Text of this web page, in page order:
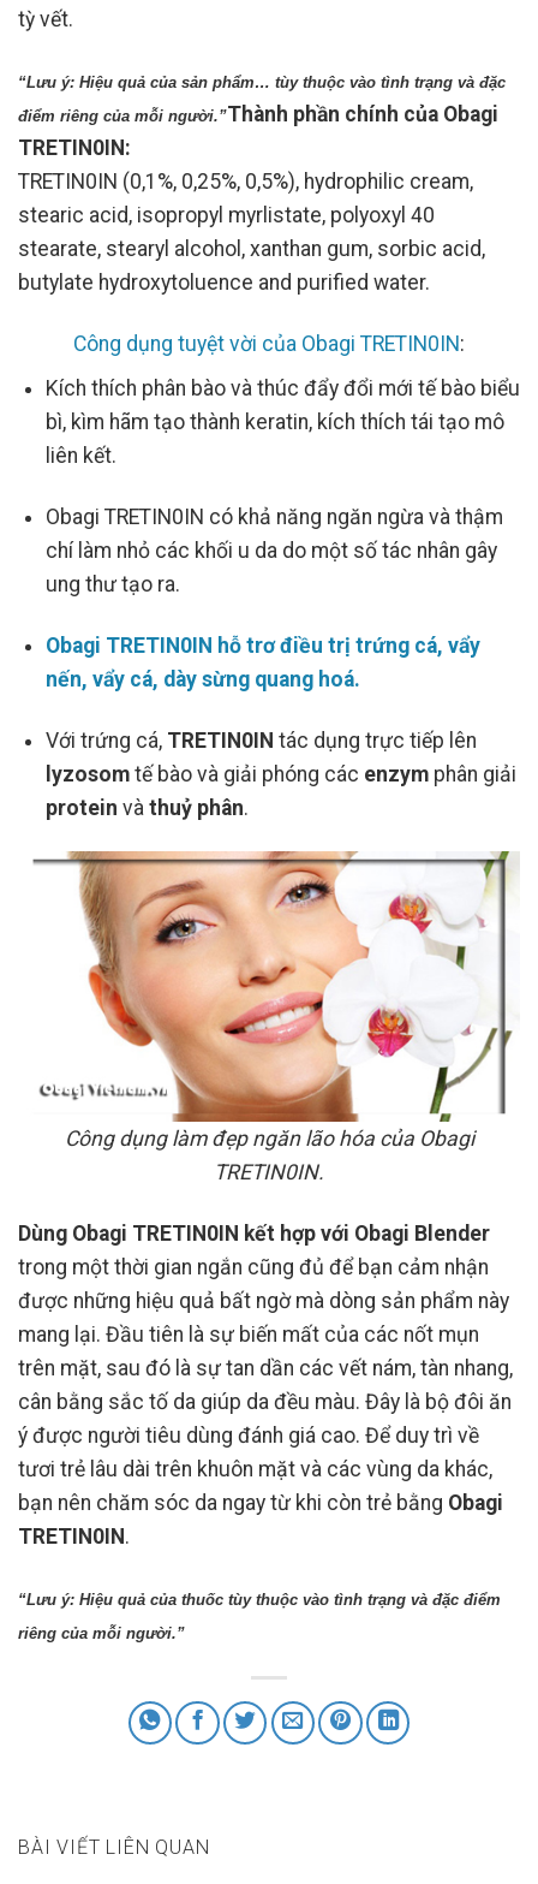
tỳ vết.
“Lưu ý: Hiệu quả của sản phẩm… tùy thuộc vào tình trạng và đặc
điểm riêng của mỗi người.”Thành phần chính của Obagi
TRETIN0IN:
TRETIN0IN (0,1%, 0,25%, 0,5%), hydrophilic cream,
stearic acid, isopropyl myrlistate, polyoxyl 40
stearate, stearyl alcohol, xanthan gum, sorbic acid,
butylate hydroxytoluence and purified water.
Công dụng tuyệt vời của Obagi TRETIN0IN :
Kích thích phân bào và thúc đẩy đổi mới tế bào biểu
bì, kìm hãm tạo thành keratin, kích thích tái tạo mô
liên kết.
Obagi TRETIN0IN có khả năng ngăn ngừa và thậm
chí làm nhỏ các khối u da do một số tác nhân gây
ung thư tạo ra.
Obagi TRETIN0IN hỗ trơ điều trị trứng cá, vẩy
nến, vẩy cá, dày sừng quang hoá.
Với trứng cá,TRETIN0IN tác dụng trực tiếp lên
lyzosomtế bào và giải phóng các enzymphân giải
protein và thuỷ phân.
Công dụng làm đẹp ngăn lão hóa của Obagi
TRETIN0IN.
Dùng Obagi TRETIN0IN kết hợp với Obagi Blender
trong một thời gian ngắn cũng đủ để bạn cảm nhận
được những hiệu quả bất ngờ mà dòng sản phẩm này
mang lại. Đầu tiên là sự biến mất của các nốt mụn
trên mặt, sau đó là sự tan dần các vết nám, tàn nhang,
cân bằng sắc tố da giúp da đều màu. Đây là bộ đôi ăn
ý được người tiêu dùng đánh giá cao. Để duy trì về
tươi trẻ lâu dài trên khuôn mặt và các vùng da khác,
bạn nên chăm sóc da ngay từ khi còn trẻ bằng Obagi
TRETIN0IN .
“Lưu ý: Hiệu quả của thuốc tùy thuộc vào tình trạng và đặc điểm
riêng của mỗi người.”
BÀI VIẾT LIÊN QUAN